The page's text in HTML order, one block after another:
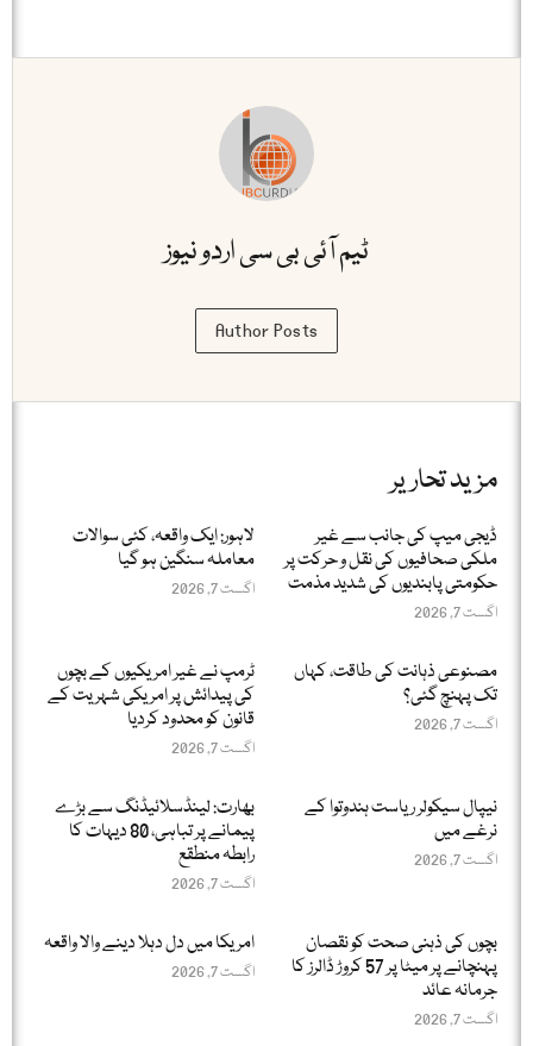
ٹیم آئی بی سی اردو نیوز
Author Posts
مزید تحاریر
ڈیجی میپ کی جانب سے غیر
ملکی صحافیوں کی نقل و حرکت پر
حکومتی پابندیوں کی شدید مذمت
اگست 7, 2026
لاہور: ایک واقعہ، کئی سوالات
معاملہ سنگین ہو گیا
اگست 7, 2026
مصنوعی ذہانت کی طاقت، کہاں
تک پہنچ گئی؟
اگست 7, 2026
ٹرمپ نے غیر امریکیوں کے بچوں
کی پیدائش پر امریکی شہریت کے
قانون کو محدود کردیا
اگست 7, 2026
نیپال سیکولر ریاست ہندوتوا کے
نرغے میں
اگست 7, 2026
بھارت: لینڈسلائیڈنگ سے بڑے
پیمانے پر تباہی، 80 دیہات کا
رابطہ منطقع
اگست 7, 2026
بچوں کی ذہنی صحت کو نقصان
پہنچانے پر میٹا پر 57 کروڑ ڈالرز کا
جرمانہ عائد
اگست 7, 2026
امریکا میں دل دہلا دینے والا واقعہ
اگست 7, 2026